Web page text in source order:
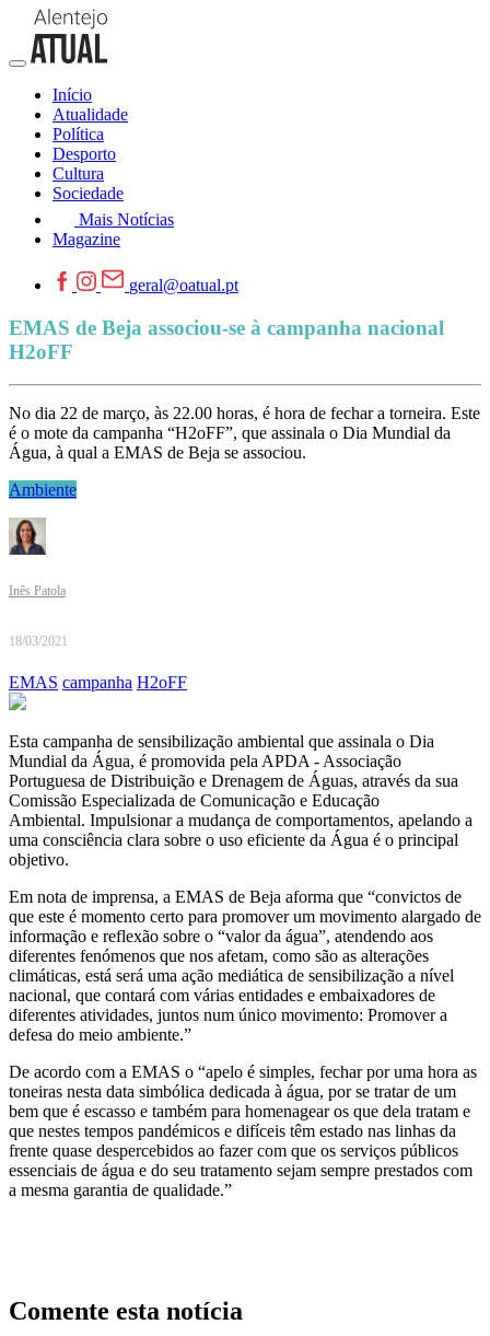
Início
Atualidade
Política
Desporto
Cultura
Sociedade
Mais Notícias
Magazine
geral@oatual.pt
EMAS de Beja associou-se à campanha nacional
H2oFF
No dia 22 de março, às 22.00 horas, é hora de fechar a torneira. Este
é o mote da campanha “H2oFF”, que assinala o Dia Mundial da
Água, à qual a EMAS de Beja se associou.
Ambiente
Inês Patola
18/03/2021
EMAS campanha H2oFF
Esta campanha de sensibilização ambiental que assinala o Dia
Mundial da Água, é promovida pela APDA - Associação
Portuguesa de Distribuição e Drenagem de Águas, através da sua
Comissão Especializada de Comunicação e Educação
Ambiental. Impulsionar a mudança de comportamentos, apelando a
uma consciência clara sobre o uso eficiente da Água é o principal
objetivo.
Em nota de imprensa, a EMAS de Beja aforma que “convictos de
que este é momento certo para promover um movimento alargado de
informação e reflexão sobre o “valor da água”, atendendo aos
diferentes fenómenos que nos afetam, como são as alterações
climáticas, está será uma ação mediática de sensibilização a nível
nacional, que contará com várias entidades e embaixadores de
diferentes atividades, juntos num único movimento: Promover a
defesa do meio ambiente.”
De acordo com a EMAS o “apelo é simples, fechar por uma hora as
toneiras nesta data simbólica dedicada à água, por se tratar de um
bem que é escasso e também para homenagear os que dela tratam e
que nestes tempos pandémicos e difíceis têm estado nas linhas da
frente quase despercebidos ao fazer com que os serviços públicos
essenciais de água e do seu tratamento sejam sempre prestados com
a mesma garantia de qualidade.”
Comente esta notícia